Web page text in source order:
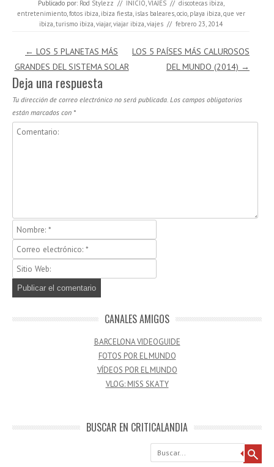
Publicado por: Rod Stylezz // INICIO VIAJES // discotecas ibiza
entretenimiento, fotos ibiza ibiza fiesta islas baleares, ocio, playa ibiza que ver
ibiza turismo ibiza viajar, viajar ibiza viajes // febrero 23, 2014
Navegación de entradas
← LOS 5 PLANETAS MÁS
GRANDES DEL SISTEMA SOLAR
LOS 5 PAÍSES MÁS CALUROSOS
DEL MUNDO (2014) →
Deja una respuesta
Tu dirección de correo electrónico no será publicada. Los campos obligatorios
están marcados con *
CANALES AMIGOS
BARCELONA VIDEOGUIDE
FOTOS POR EL MUNDO
VÍDEOS POR EL MUNDO
VLOG: MISS SKATY
BUSCAR EN CRITICALANDIA
Buscar